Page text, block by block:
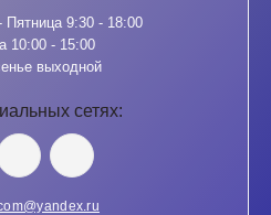
Пятница 9:30 - 18:00
10:00 - 15:00
выходной
сетях: